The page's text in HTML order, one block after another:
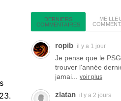
DERNIERS
COMMENTAIRES
ropib il y a 1 jour
Je pense que le
trouver l'année
jamai...
voir plus
zlatan il y a 2 jours